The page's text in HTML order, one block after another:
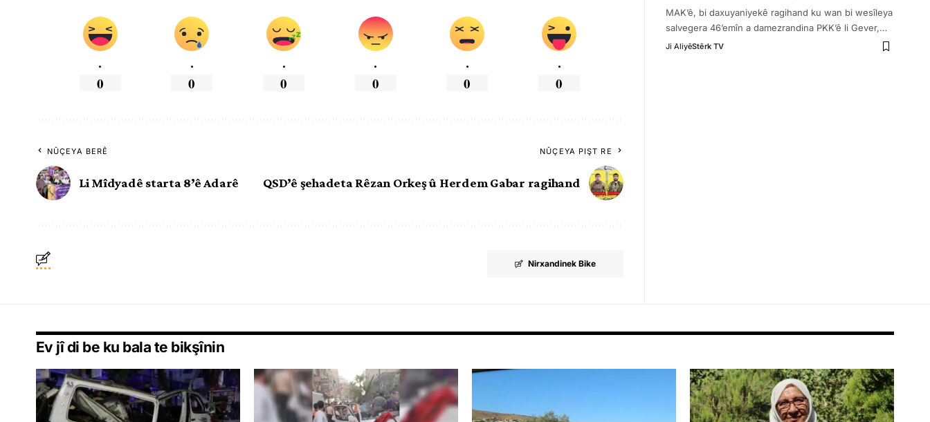
.
0
.
0
.
0
.
0
.
0
.
0
NÛÇEYA BERÊ
Li Mîdyadê starta 8’ê Adarê
NÛÇEYA PIŞT RE
QSD’ê şehadeta Rêzan Orkeş û Herdem Gabar ragihand
Nirxandinek Bike
MAK’ê, bi daxuyaniyekê ragihand ku wan bi wesîleya
salvegera 46’emîn a damezrandina PKK’ê li Gever,…
Ji AliyêStêrk TV
Ev jî di be ku bala te bikşînin